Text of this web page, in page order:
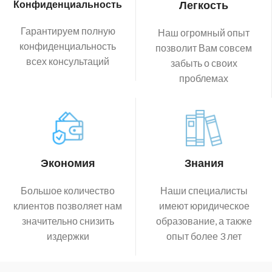
Конфиденциальность
Гарантируем полную
конфиденциальность
всех консультаций
Легкость
Наш огромный опыт
позволит Вам совсем
забыть о своих
проблемах
Экономия
Большое количество
клиентов позволяет нам
значительно снизить
издержки
Знания
Наши специалисты
имеют юридическое
образование, а также
опыт более 3 лет